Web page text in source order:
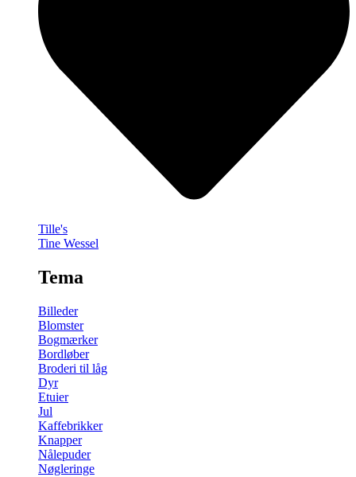
Tille's
Tine Wessel
Tema
Billeder
Blomster
Bogmærker
Bordløber
Broderi til låg
Dyr
Etuier
Jul
Kaffebrikker
Knapper
Nålepuder
Nøgleringe